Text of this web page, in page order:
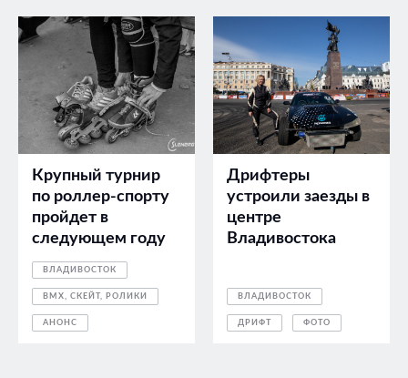
Крупный турнир
по роллер-спорту
пройдет в
следующем году
ВЛАДИВОСТОК
BMX, СКЕЙТ, РОЛИКИ
АНОНС
Дрифтеры
устроили заезды в
центре
Владивостока
ВЛАДИВОСТОК
ДРИФТ ФОТО